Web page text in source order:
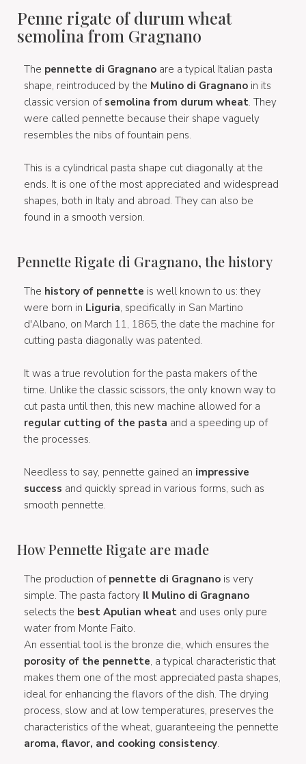
Penne rigate of durum wheat
semolina from Gragnano
The pennette di Gragnano are a typical Italian pasta
shape, reintroduced by the Mulino di Gragnano in its
classic version of semolina from durum wheat. They
were called pennette because their shape vaguely
resembles the nibs of fountain pens.
This is a cylindrical pasta shape cut diagonally at the
ends. It is one of the most appreciated and widespread
shapes, both in Italy and abroad. They can also be
found in a smooth version.
Pennette Rigate di Gragnano, the history
The history of pennette is well known to us: they
were born in Liguria, specifically in San Martino
d'Albano, on March 11, 1865, the date the machine for
cutting pasta diagonally was patented.
It was a true revolution for the pasta makers of the
time. Unlike the classic scissors, the only known way to
cut pasta until then, this new machine allowed for a
regular cutting of the pasta and a speeding up of
the processes.
Needless to say, pennette gained an impressive
success and quickly spread in various forms, such as
smooth pennette.
How Pennette Rigate are made
The production of pennette di Gragnano is very
simple. The pasta factory Il Mulino di Gragnano
selects the best Apulian wheat and uses only pure
water from Monte Faito.
An essential tool is the bronze die, which ensures the
porosity of the pennette, a typical characteristic that
makes them one of the most appreciated pasta shapes,
ideal for enhancing the flavors of the dish. The drying
process, slow and at low temperatures, preserves the
characteristics of the wheat, guaranteeing the pennette
aroma, flavor, and cooking consistency.